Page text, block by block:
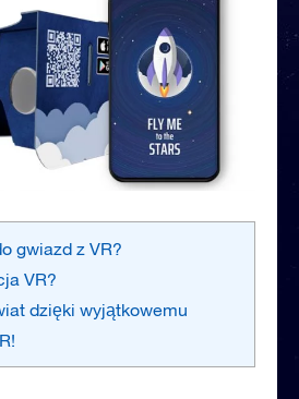
gwiazd z VR?
VR?
dzięki wyjątkowemu